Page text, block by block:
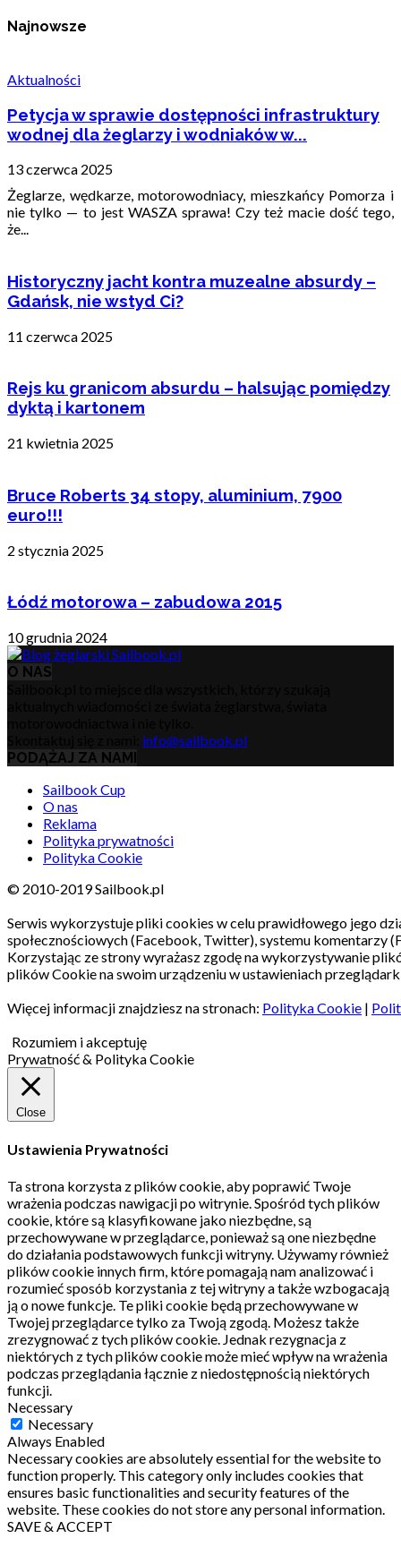
Najnowsze
Aktualności
Petycja w sprawie dostępności infrastruktury
wodnej dla żeglarzy i wodniaków w...
13 czerwca 2025
Żeglarze, wędkarze, motorowodniacy, mieszkańcy Pomorza i
nie tylko — to jest WASZA sprawa! Czy też macie dość tego,
że...
Historyczny jacht kontra muzealne absurdy –
Gdańsk, nie wstyd Ci?
11 czerwca 2025
Rejs ku granicom absurdu – halsując pomiędzy
dyktą i kartonem
21 kwietnia 2025
Bruce Roberts 34 stopy, aluminium, 7900
euro!!!
2 stycznia 2025
Łódź motorowa – zabudowa 2015
10 grudnia 2024
O NAS
info@sailbook.pl
PODĄŻAJ ZA NAMI
Sailbook Cup
O nas
Reklama
Polityka prywatności
Polityka Cookie
© 2010-2019 Sailbook.pl
Serwis wykorzystuje pliki cookies w celu prawidłowego jego
społecznościowych (Facebook, Twitter), systemu komentarzy
Korzystając ze strony wyrażasz zgodę na wykorzystywanie
plików Cookie na swoim urządzeniu w ustawieniach
Więcej informacji znajdziesz na stronach: Polityka Cookie |
Rozumiem i akceptuję
Prywatność & Polityka Cookie
Close
Ustawienia Prywatności
Ta strona korzysta z plików cookie, aby poprawić Twoje
wrażenia podczas nawigacji po witrynie. Spośród tych plików
cookie, które są klasyfikowane jako niezbędne, są
przechowywane w przeglądarce, ponieważ są one niezbędne
do działania podstawowych funkcji witryny. Używamy również
plików cookie innych firm, które pomagają nam analizować i
rozumieć sposób korzystania z tej witryny a także wzbogacają
ją o nowe funkcje. Te pliki cookie będą przechowywane w
Twojej przeglądarce tylko za Twoją zgodą. Możesz także
zrezygnować z tych plików cookie. Jednak rezygnacja z
niektórych z tych plików cookie może mieć wpływ na wrażenia
podczas przeglądania łącznie z niedostępnością niektórych
funkcji.
Necessary
Necessary
Always Enabled
Necessary cookies are absolutely essential for the website to
function properly. This category only includes cookies that
ensures basic functionalities and security features of the
website. These cookies do not store any personal information.
SAVE & ACCEPT